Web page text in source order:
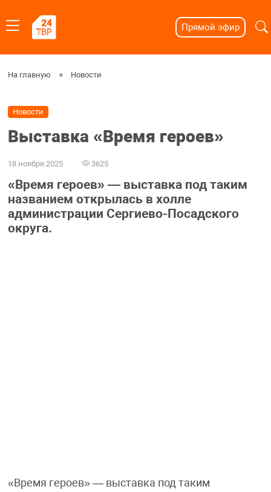
Прямой эфир
На главную Новости
Новости
Выставка «Время героев»
18 ноября 2025 3625
«Время героев» — выставка под таким
названием открылась в холле
администрации Сергиево-Посадского
округа.
«Время героев» — выставка под таким